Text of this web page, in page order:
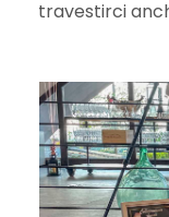
travestirci